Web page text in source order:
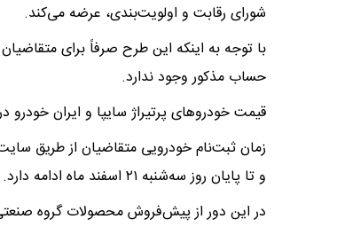
شورای رقابت و اولویت‌بندی، عرضه می‌کند.
با توجه به اینکه این طرح صرفاً برای
حساب مذکور وجود ندارد.
قیمت خودروهای پرتیراژ سایپا و ایران خودرو
و تا پایان روز سه‌شنبه ۲۱ اسفند ماه ادامه دارد.